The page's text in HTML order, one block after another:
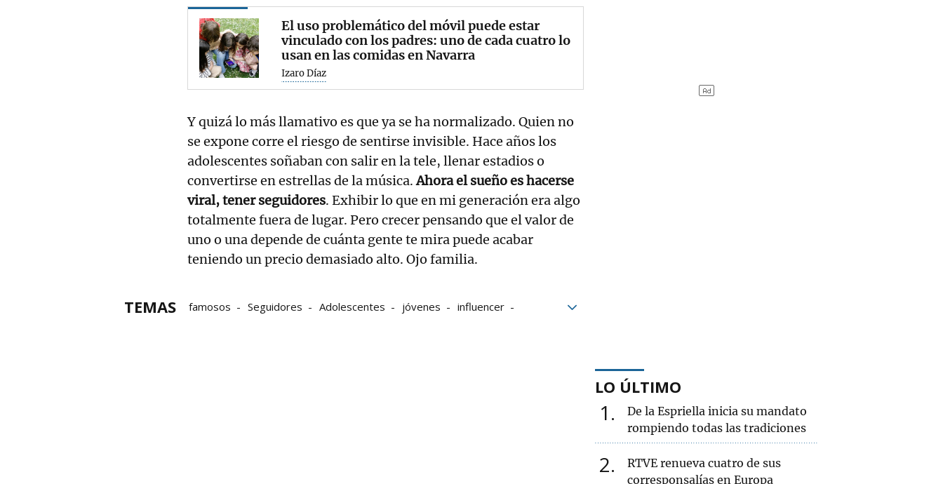
El uso problemático del móvil puede estar
vinculado con los padres: uno de cada cuatro lo
usan en las comidas en Navarra
Izaro Díaz
Y quizá lo más llamativo es que ya se ha normalizado. Quien no
se expone corre el riesgo de sentirse invisible. Hace años los
adolescentes soñaban con salir en la tele, llenar estadios o
convertirse en estrellas de la música.Ahora el sueño es hacerse
viral, tener seguidores. Exhibir lo que en mi generación era algo
totalmente fuera de lugar. Pero crecer pensando que el valor de
uno o una depende de cuánta gente te mira puede acabar
teniendo un precio demasiado alto. Ojo familia.
TEMAS famosos Seguidores Adolescentes jóvenes
influencer
LO ÚLTIMO
1
De la Espriella inicia su mandato
rompiendo todas las tradiciones
2
RTVE renueva cuatro de sus
corresponsalías en Europa